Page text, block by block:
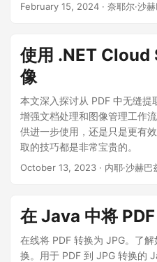
February 15, 2024 · 奈耶尔·沙
使用 .NET Cloud
像
本文深入探讨从 PDF 中无缝
增强文档处理和图像管理工作
供进一步使用，还是只是更有
取的技巧都是非常宝贵的。
October 13, 2023 · 内耶·沙赫
在 Java 中将
在线将 PDF 转换为 JPG。了
换。用于 PDF 到 JPG 转换的